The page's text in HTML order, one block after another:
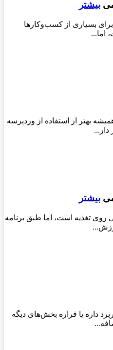
بیشتر
برای بسیاری از کسب‌وکارها
اما...
بهتر از استفاده از وردپرسه
بیشتر
تغذیه است، اما طبق برنامه
داره یا قراره بخش‌های دیگه